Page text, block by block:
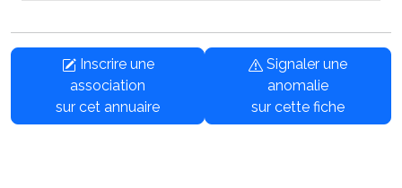
Inscrire une
association
sur cet annuaire
Signaler une
anomalie
sur cette fiche